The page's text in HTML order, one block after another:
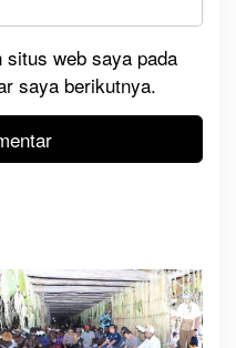
situs web saya pada
saya berikutnya.